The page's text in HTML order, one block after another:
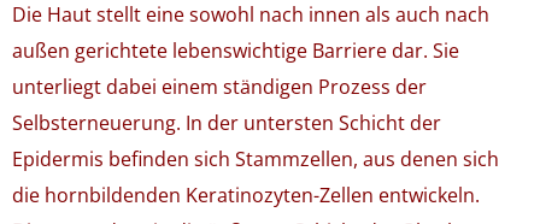
Die Haut stellt eine sowohl nach innen als auch nach
außen gerichtete lebenswichtige Barriere dar. Sie
unterliegt dabei einem ständigen Prozess der
Selbsterneuerung. In der untersten Schicht der
Epidermis befinden sich Stammzellen, aus denen sich
die hornbildenden Keratinozyten-Zellen entwickeln.